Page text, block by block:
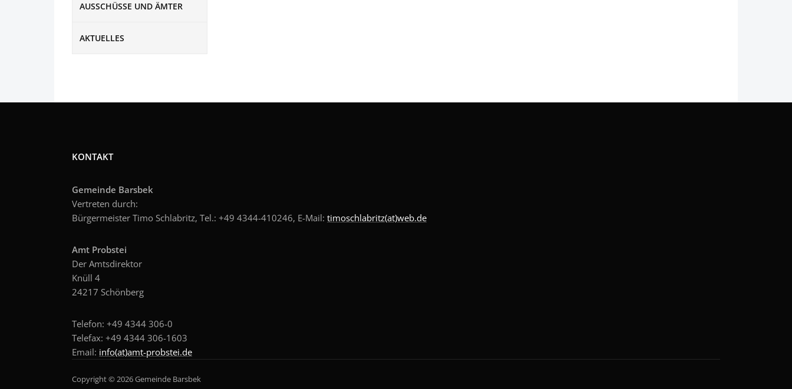
AUSSCHÜSSE UND ÄMTER
AKTUELLES
KONTAKT
Gemeinde Barsbek
Vertreten durch:
Bürgermeister Timo Schlabritz, Tel.: +49 4344-410246, E-Mail: timoschlabritz(at)web.de
Amt Probstei
Der Amtsdirektor
Knüll 4
24217 Schönberg
Telefon: +49 4344 306-0
Telefax: +49 4344 306-1603
Email: info(at)amt-probstei.de
Copyright © 2026 Gemeinde Barsbek